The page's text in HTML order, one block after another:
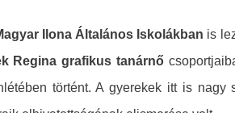
Ilona Általános Iskolákban is
Regina grafikus tanárnő
történt. A gyerekek itt is nagy